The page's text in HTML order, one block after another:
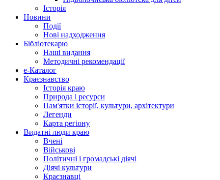
Історія
Новини
Події
Нові надходження
Бібліотекарю
Наші видання
Методичні рекомендації
e-Каталог
Краєзнавство
Історія краю
Природа і ресурси
Пам'ятки історії, культури, архітектури
Легенди
Карта регіону
Видатні люди краю
Вчені
Військові
Політичні і громадські діячі
Діячі культури
Краєзнавці